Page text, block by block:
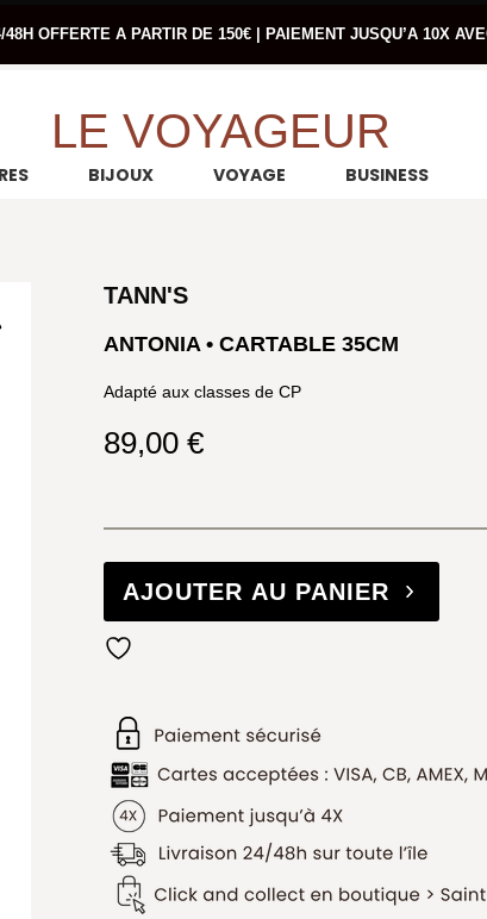
48H OFFERTE A PARTIR DE 150€ | PAIEMENT JUSQU’A 10X
LE VOYAGEUR
BIJOUX VOYAGE BUSINESS
TANN'S
ANTONIA • CARTABLE 35CM
Adapté aux classes de CP
89,00 €
AJOUTER AU PANIER